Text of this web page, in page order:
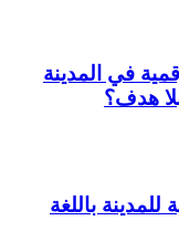
في المدينة
هدف؟
باللغة